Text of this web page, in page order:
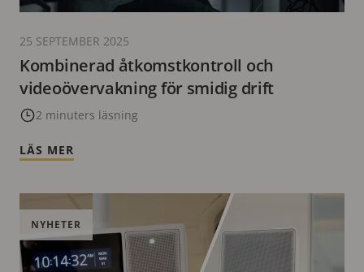
Kombinerad åtkomstkontroll och
videoövervakning för smidig drift
2 minuters läsning
25 SEPTEMBER 2025
LÄS MER
NYHETER